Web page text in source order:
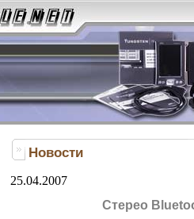
Новости
25.04.2007
Стерео